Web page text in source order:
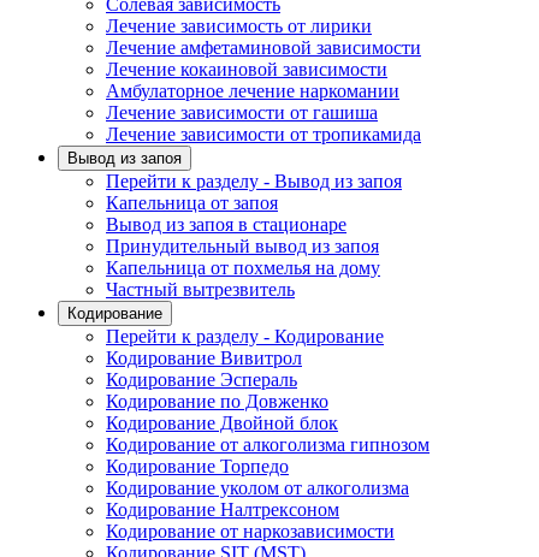
Солевая зависимость
Лечение зависимость от лирики
Лечение амфетаминовой зависимости
Лечение кокаиновой зависимости
Амбулаторное лечение наркомании
Лечение зависимости от гашиша
Лечение зависимости от тропикамида
Вывод из запоя
Перейти к разделу - Вывод из запоя
Капельница от запоя
Вывод из запоя в стационаре
Принудительный вывод из запоя
Капельница от похмелья на дому
Частный вытрезвитель
Кодирование
Перейти к разделу - Кодирование
Кодирование Вивитрол
Кодирование Эспераль
Кодирование по Довженко
Кодирование Двойной блок
Кодирование от алкоголизма гипнозом
Кодирование Торпедо
Кодирование уколом от алкоголизма
Кодирование Налтрексоном
Кодирование от наркозависимости
Кодирование SIT (MST)